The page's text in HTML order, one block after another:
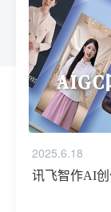
2025.6.18
讯飞智作AI